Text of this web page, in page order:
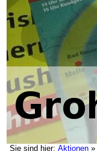
Sie sind hier: Aktionen »